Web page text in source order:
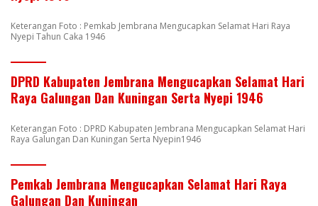
Keterangan Foto : Pemkab Jembrana Mengucapkan Selamat Hari Raya
Nyepi Tahun Caka 1946
DPRD Kabupaten Jembrana Mengucapkan Selamat Hari
Raya Galungan Dan Kuningan Serta Nyepi 1946
Keterangan Foto : DPRD Kabupaten Jembrana Mengucapkan Selamat Hari
Raya Galungan Dan Kuningan Serta Nyepin1946
Pemkab Jembrana Mengucapkan Selamat Hari Raya
Galungan Dan Kuningan